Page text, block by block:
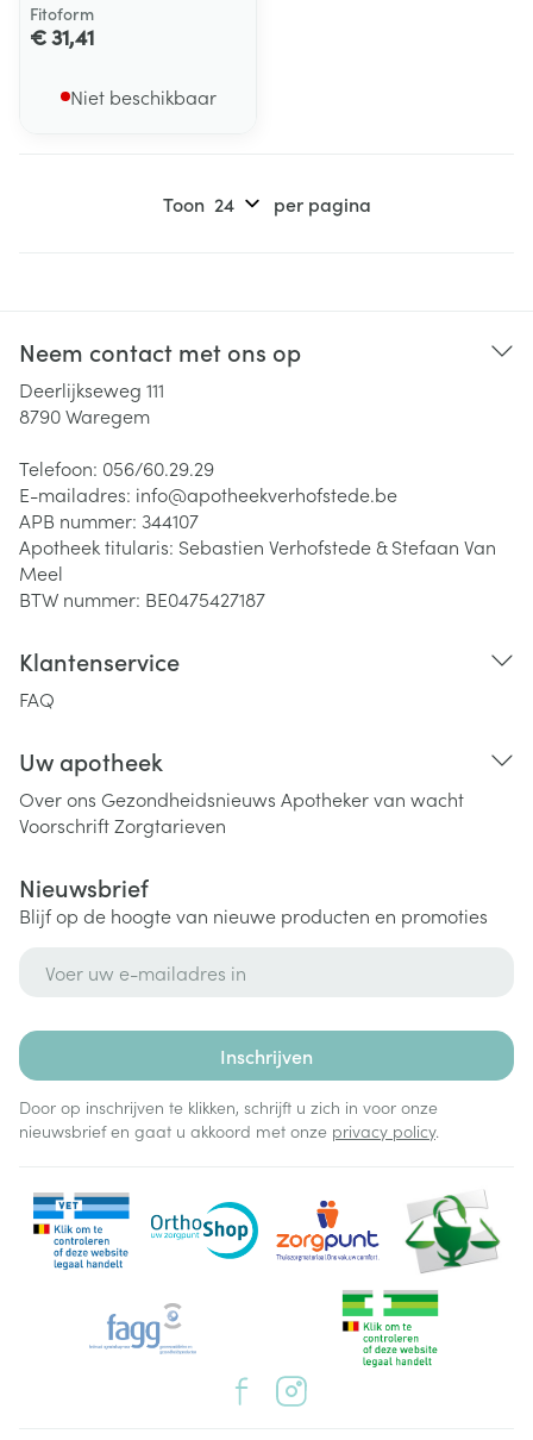
Fitoform
€ 31,41
Niet beschikbaar
Toon per pagina
Neem contact met ons op
Deerlijkseweg 111
8790Waregem
Telefoon: 056/60.29.29
E-mailadres: info@apotheekverhofstede.be
APB nummer: 344107
Apotheek titularis: Sebastien Verhofstede & Stefaan Van
Meel
BTW nummer: BE0475427187
Klantenservice
FAQ
Uw apotheek
Over ons Gezondheidsnieuws Apotheker van wacht
VoorschriftZorgtarieven
Nieuwsbrief
Blijf op de hoogte van nieuwe producten en promoties
Inschrijven
Door op inschrijven te klikken, schrijft u zich in voor onze
nieuwsbrief en gaat u akkoord met onze privacy policy.